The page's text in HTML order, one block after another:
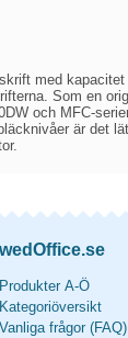
med
Som en
och MFC-
är det
Produkter A-Ö
Kategoriöversikt
Vanliga frågor (FAQ)